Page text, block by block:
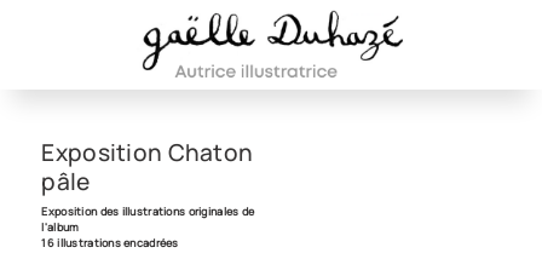
Exposition Chaton
pâle
Exposition des illustrations originales de
l'album
16 illustrations encadrées